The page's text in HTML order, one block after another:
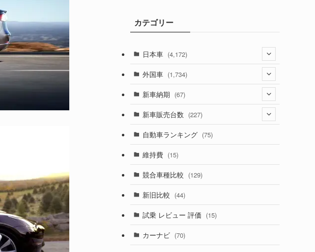
ブカテゴリー
日本車 (4,172)
(1,321)
(329)
(525)
(357)
(328)
(194)
(230)
(253)
外国車 (1,734)
(188)
(242)
(85)
(84)
(14)
(222)
(50)
(58)
新車納期 (67)
(28)
(8)
(3)
(3)
(5)
(1)
新車販売台数 (227)
(21)
(5)
(7)
(5)
自動車ランキング (75)
維持費 (15)
競合車種比較 (129)
新旧比較 (44)
試乗 レビュー 評価 (15)
カーナビ (70)